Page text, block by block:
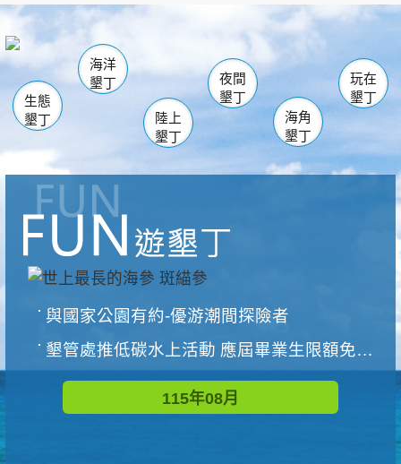
南仁湖
海生館
恆春 佳樂水
龍鑾潭自然中心 森林遊樂區
瓊麻館
關山 墾管處遊客中心
社頂公園 風吹沙
船帆石
白砂 龍磐公園
香蕉灣
砂島
鵝鑾鼻
生態
墾丁
海洋
墾丁
陸上
墾丁
夜間
墾丁
海角
墾丁
玩在
墾丁
與國家公園有約-優游潮間探險者
墾管處推低碳水上活動 應屆畢業生限額免費參加
115年08月